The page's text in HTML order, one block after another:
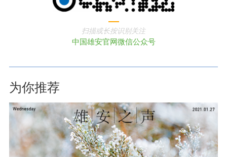
扫描或长按识别关注
中国雄安官网微信公众号
为你推荐